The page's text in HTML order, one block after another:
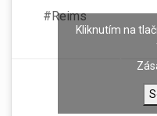
#Reimswant
and the assistant
new coach.
week to try to
has turned down 2
year to stay at Real
Kliknutím na